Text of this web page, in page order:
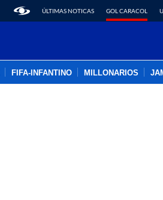
ÚLTIMAS NOTICAS GOL CARACOL
FIFA-INFANTINO MILLONARIOS